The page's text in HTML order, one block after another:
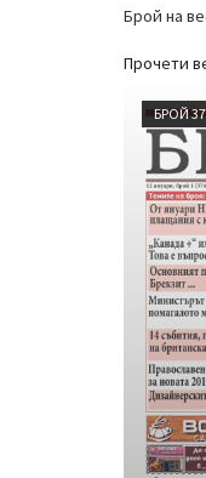
Брой на
Прочети
БРОЙ